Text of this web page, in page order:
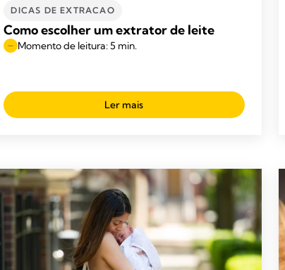
DICAS DE EXTRACAO
Como escolher um extrator de leite
Momento de leitura: 5 min.
Ler mais